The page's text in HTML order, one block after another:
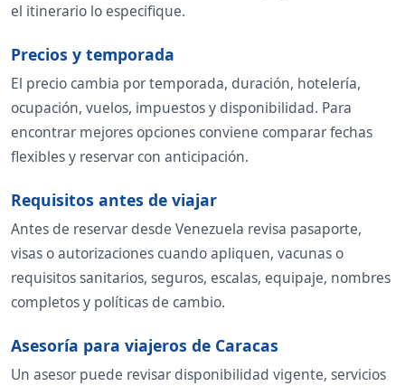
el itinerario lo especifique.
Precios y temporada
El precio cambia por temporada, duración, hotelería,
ocupación, vuelos, impuestos y disponibilidad. Para
encontrar mejores opciones conviene comparar fechas
flexibles y reservar con anticipación.
Requisitos antes de viajar
Antes de reservar desde Venezuela revisa pasaporte,
visas o autorizaciones cuando apliquen, vacunas o
requisitos sanitarios, seguros, escalas, equipaje, nombres
completos y políticas de cambio.
Asesoría para viajeros de Caracas
Un asesor puede revisar disponibilidad vigente, servicios